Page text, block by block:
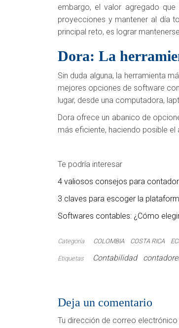
embargo, el valor agregado
proyecciones y mantener al día
principal reto, es lograr
Dora: La
Sin duda alguna, la herramienta
mejores opciones de software
lugar, desde una computadora,
Dora ofrece un abanico de
más eficiente, haciendo posible
Te podría interesar
4 valiosos consejos para
3 claves para escoger la
Softwares contables: ¿Cómo
Categoría COLOMBIA COSTA RICA
Etiquetas Contabilidad
Deja un comentario
Tu dirección de correo